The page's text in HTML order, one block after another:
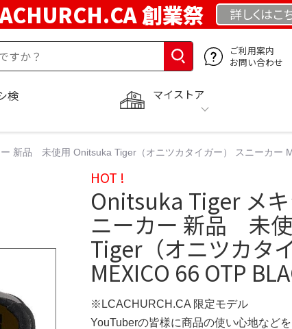
創業祭 詳しくはこ
ご利用案内
お問い合わせ
マイストア
検
新品 未使用 Onitsuka Tiger（オニツカタイガー） スニーカー
HOT !
Onitsuka Tiger メ
ニーカー 新品 未
Tiger（オニツカタ
MEXICO 66 OTP
※LCACHURCH.CA 限定モデル
YouTuberの皆様に商品の使い心地など